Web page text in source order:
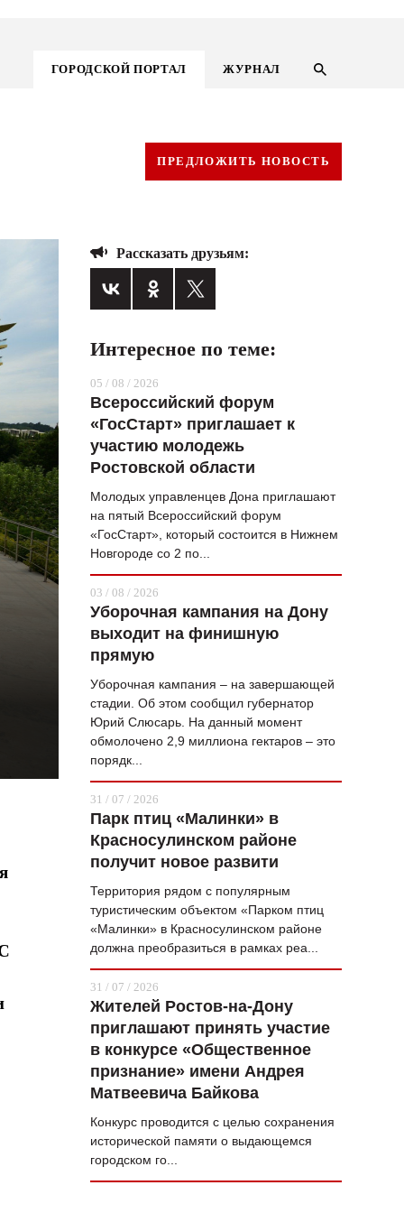
ГОРОДСКОЙ ПОРТАЛ ЖУРНАЛ
ГОРОДСКОЙ ПОРТАЛ
ВОПРОС НЕДЕЛИ
ТАМ И ТУТ
СТИЛЬ ЖИЗНИ
КУЛЬТ ЕДЫ
ЖУРНАЛ
ПРЕДЛОЖИТЬ НОВОСТЬ
Рассказать друзьям:
Интересное по теме:
05 / 08 / 2026
Всероссийский форум
«ГосСтарт» приглашает к
участию молодежь
Ростовской области
Молодых управленцев Дона приглашают
на пятый Всероссийский форум
«ГосСтарт», который состоится в Нижнем
Новгороде со 2 по...
03 / 08 / 2026
Уборочная кампания на Дону
выходит на финишную
прямую
Уборочная кампания – на завершающей
стадии. Об этом сообщил губернатор
Юрий Слюсарь. На данный момент
обмолочено 2,9 миллиона гектаров – это
порядк...
31 / 07 / 2026
Парк птиц «Малинки» в
Красносулинском районе
получит новое развити
Территория рядом с популярным
туристическим объектом «Парком птиц
«Малинки» в Красносулинском районе
должна преобразиться в рамках реа...
31 / 07 / 2026
Жителей Ростов-на-Дону
приглашают принять участие
в конкурсе «Общественное
признание» имени Андрея
Матвеевича Байкова
Конкурс проводится с целью сохранения
исторической памяти о выдающемся
городском го...